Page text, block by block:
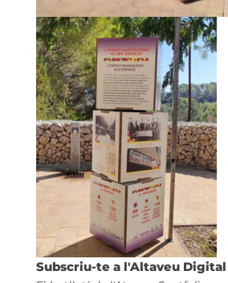
Subscriu-te a l'Altaveu Digital